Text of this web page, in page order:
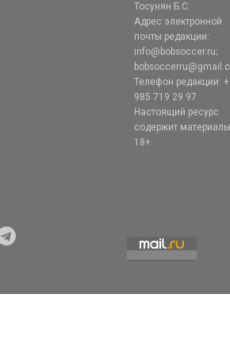
Тосунян Б.С.
Адрес электронной
почты редакции:
info@bobsoccer.ru;
Телефон редакции:
985 719 29 97
Настоящий ресурс
содержит
18+